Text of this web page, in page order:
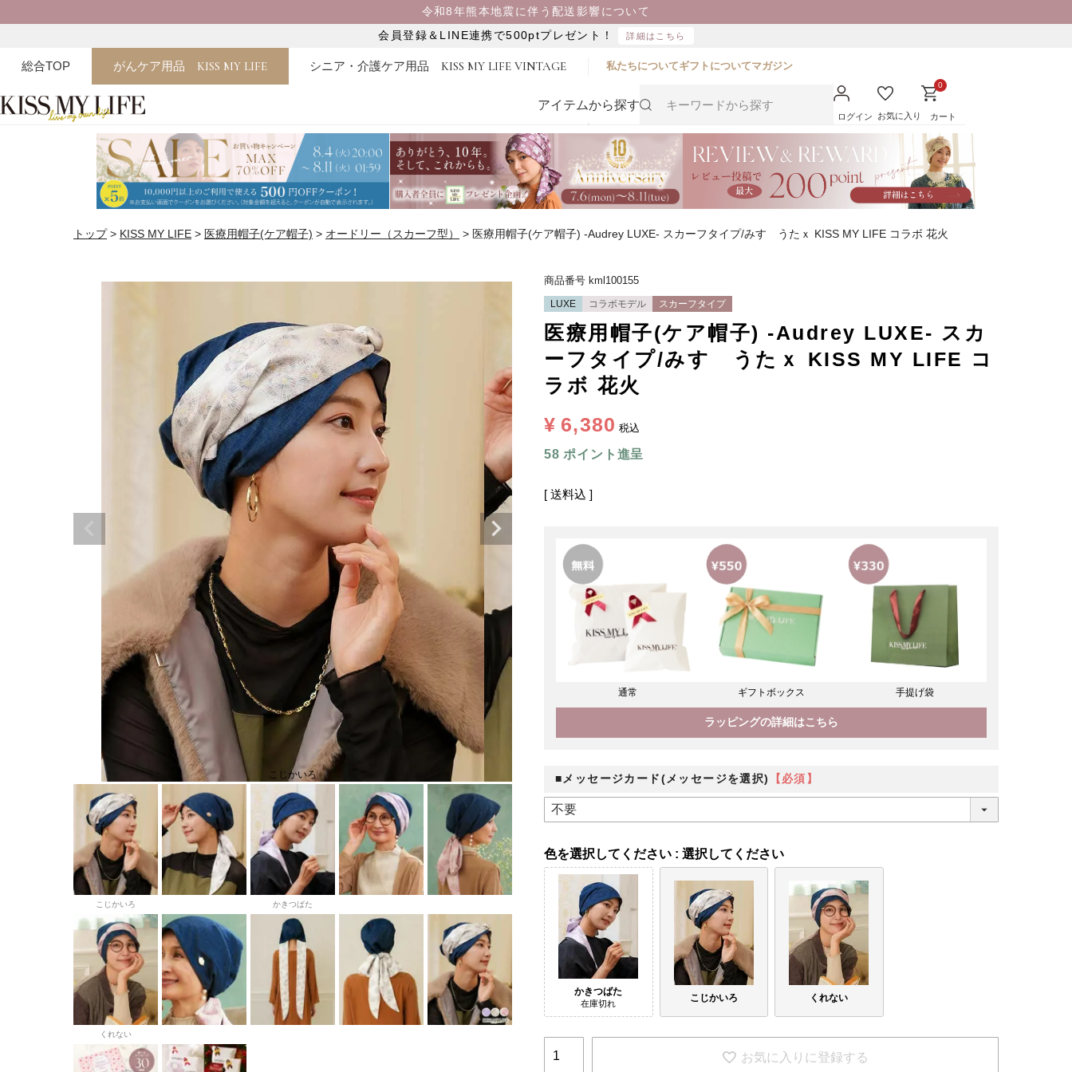
令和8年熊本地震に伴う配送影響について
会員登録＆LINE連携で500ptプレゼント！
詳細はこちら
総合TOP がんケア用品 KISS MY LIFE シニア・介護ケア用品 KISS MY LIFE VINTAGE 私たちについてギフトについてマガジン
アイテムから探す
ログイン お気に入り
0
カート
トップ KISS MY LIFE 医療用帽子(ケア帽子) オードリー（スカーフ型） 医療用帽子(ケア帽子) -Audrey LUXE- スカーフタイプ/みすゞうたｘ KISS MY LIFE コラボ 花火
こじかいろ
こじかいろ かきつばた
くれない
商品番号 kml100155
LUXE コラボモデル スカーフタイプ
医療用帽子(ケア帽子) -Audrey LUXE- スカ
ーフタイプ/みすゞうたｘ KISS MY LIFE コ
ラボ 花火
¥ 6,380 税込
58 ポイント進呈
送料込
通常 ギフトボックス 手提げ袋
ラッピングの詳細はこちら
■メッセージカード(メッセージを選択) 【必須】
色 選択してください
かきつばた
在庫切れ
こじかいろ くれない
お気に入りに登録する